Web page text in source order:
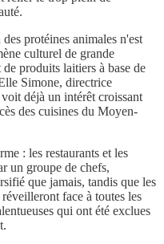
protéines animales n'est
culturel de grande
produits laitiers à base de
Simone, directrice
déjà un intérêt croissant
des cuisines du Moyen-
: les restaurants et les
un groupe de chefs,
que jamais, tandis que les
face à toutes les
qui ont été exclues